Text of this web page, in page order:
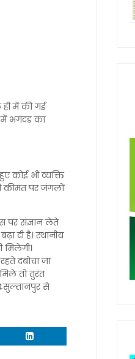
में की गई
में भगदड़ का
कोई भी व्यक्ति
कीमत पर जंगलों
पर संज्ञान लेते
दी है। स्थानीय
दबोचा जा
तो तुरंत
से